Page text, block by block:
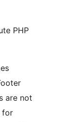
PHP
are not
for